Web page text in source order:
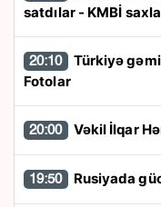
satdılar - KMBİ
20:10
Fotolar
20:00 Vəkil İlqar
19:50 Rusiyada